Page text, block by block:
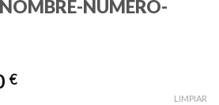
NUMERO-
€
LIMPIAR